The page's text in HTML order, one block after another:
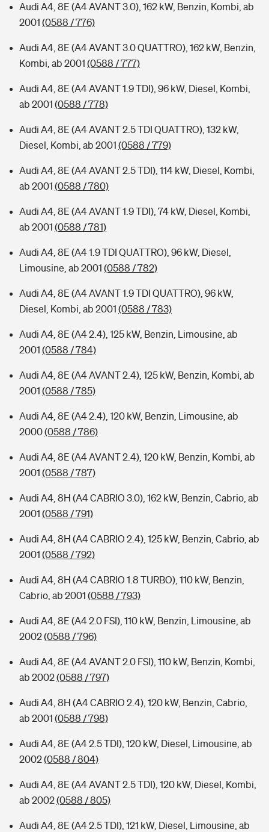
Audi A4, 8E (A4 AVANT 3.0), 162 kW, Benzin, Kombi, ab
2001 (0588 / 776)
Audi A4, 8E (A4 AVANT 3.0 QUATTRO), 162 kW, Benzin,
Kombi, ab 2001 (0588 / 777)
Audi A4, 8E (A4 AVANT 1.9 TDI), 96 kW, Diesel, Kombi,
ab 2001 (0588 / 778)
Audi A4, 8E (A4 AVANT 2.5 TDI QUATTRO), 132 kW,
Diesel, Kombi, ab 2001 (0588 / 779)
Audi A4, 8E (A4 AVANT 2.5 TDI), 114 kW, Diesel, Kombi,
ab 2001 (0588 / 780)
Audi A4, 8E (A4 AVANT 1.9 TDI), 74 kW, Diesel, Kombi,
ab 2001 (0588 / 781)
Audi A4, 8E (A4 1.9 TDI QUATTRO), 96 kW, Diesel,
Limousine, ab 2001 (0588 / 782)
Audi A4, 8E (A4 AVANT 1.9 TDI QUATTRO), 96 kW,
Diesel, Kombi, ab 2001 (0588 / 783)
Audi A4, 8E (A4 2.4), 125 kW, Benzin, Limousine, ab
2001 (0588 / 784)
Audi A4, 8E (A4 AVANT 2.4), 125 kW, Benzin, Kombi, ab
2001 (0588 / 785)
Audi A4, 8E (A4 2.4), 120 kW, Benzin, Limousine, ab
2000(0588 / 786)
Audi A4, 8E (A4 AVANT 2.4), 120 kW, Benzin, Kombi, ab
2001 (0588 / 787)
Audi A4, 8H (A4 CABRIO 3.0), 162 kW, Benzin, Cabrio, ab
2001 (0588 / 791)
Audi A4, 8H (A4 CABRIO 2.4), 125 kW, Benzin, Cabrio, ab
2001 (0588 / 792)
Audi A4, 8H (A4 CABRIO 1.8 TURBO), 110 kW, Benzin,
Cabrio, ab 2001 (0588 / 793)
Audi A4, 8E (A4 2.0 FSI), 110 kW, Benzin, Limousine, ab
2002(0588 / 796)
Audi A4, 8E (A4 AVANT 2.0 FSI), 110 kW, Benzin, Kombi,
ab 2002(0588 / 797)
Audi A4, 8H (A4 CABRIO 2.4), 120 kW, Benzin, Cabrio,
ab 2001 (0588 / 798)
Audi A4, 8E (A4 2.5 TDI), 120 kW, Diesel, Limousine, ab
2002(0588 / 804)
Audi A4, 8E (A4 AVANT 2.5 TDI), 120 kW, Diesel, Kombi,
ab 2002(0588 / 805)
Audi A4, 8E (A4 2.5 TDI), 121 kW, Diesel, Limousine, ab